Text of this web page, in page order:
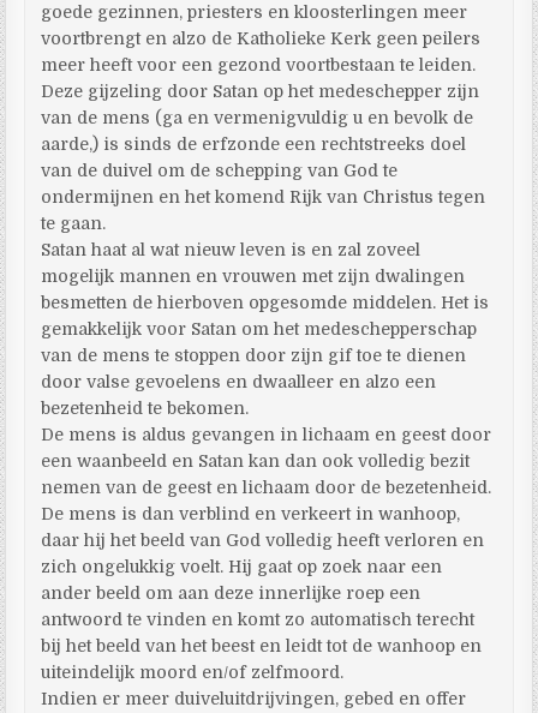
goede gezinnen, priesters en kloosterlingen meer
voortbrengt en alzo de Katholieke Kerk geen peilers
meer heeft voor een gezond voortbestaan te leiden.
Deze gijzeling door Satan op het medeschepper zijn
van de mens (ga en vermenigvuldig u en bevolk de
aarde,) is sinds de erfzonde een rechtstreeks doel
van de duivel om de schepping van God te
ondermijnen en het komend Rijk van Christus tegen
te gaan.
Satan haat al wat nieuw leven is en zal zoveel
mogelijk mannen en vrouwen met zijn dwalingen
besmetten de hierboven opgesomde middelen. Het is
gemakkelijk voor Satan om het medeschepperschap
van de mens te stoppen door zijn gif toe te dienen
door valse gevoelens en dwaalleer en alzo een
bezetenheid te bekomen.
De mens is aldus gevangen in lichaam en geest door
een waanbeeld en Satan kan dan ook volledig bezit
nemen van de geest en lichaam door de bezetenheid.
De mens is dan verblind en verkeert in wanhoop,
daar hij het beeld van God volledig heeft verloren en
zich ongelukkig voelt. Hij gaat op zoek naar een
ander beeld om aan deze innerlijke roep een
antwoord te vinden en komt zo automatisch terecht
bij het beeld van het beest en leidt tot de wanhoop en
uiteindelijk moord en/of zelfmoord.
Indien er meer duiveluitdrijvingen, gebed en offer